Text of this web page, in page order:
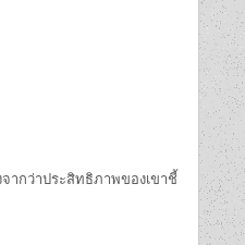
ากว่าประสิทธิภาพของเขาชี้